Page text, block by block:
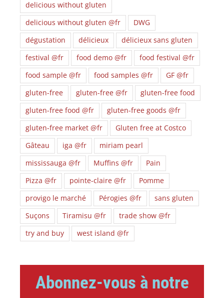
delicious without gluten
delicious without gluten @fr
DWG
dégustation
délicieux
délicieux sans gluten
festival @fr
food demo @fr
food festival @fr
food sample @fr
food samples @fr
GF @fr
gluten-free
gluten-free @fr
gluten-free food
gluten-free food @fr
gluten-free goods @fr
gluten-free market @fr
Gluten free at Costco
Gâteau
iga @fr
miriam pearl
mississauga @fr
Muffins @fr
Pain
Pizza @fr
pointe-claire @fr
Pomme
provigo le marché
Pérogies @fr
sans gluten
Suçons
Tiramisu @fr
trade show @fr
try and buy
west island @fr
Abonnez-vous à notre